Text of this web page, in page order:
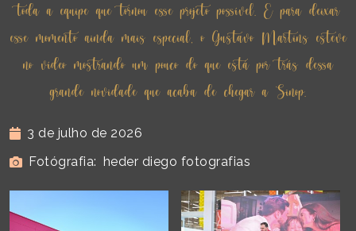
toda a equipe que tornou esse projeto possível. E para deixar
esse momento ainda mais especial, o Gustavo Martins esteve
no vídeo mostrando um pouco do que está por trás dessa
grande novidade que acaba de chegar a Sinop.
3 de julho de 2026
Fotógrafia: heder diego fotografias